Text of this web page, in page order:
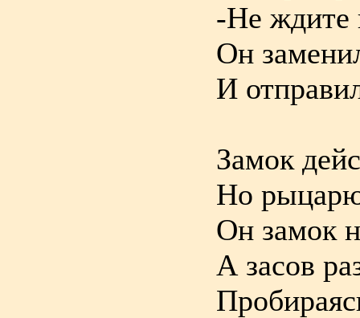
-Не ждите
Он
И
Замок
Но
Он замок
А засов